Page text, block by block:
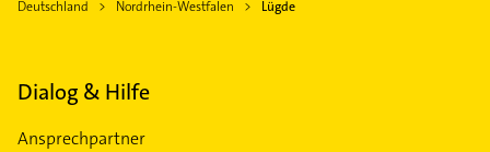
Deutschland Nordrhein-Westfalen Lügde
Dialog & Hilfe
Ansprechpartner